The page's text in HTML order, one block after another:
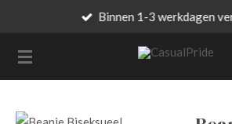
naar
de
Binnen 1-3 werkdagen